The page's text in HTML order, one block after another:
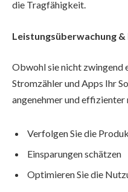
die Tragfähigkeit.
Leistungsüberwachung
Obwohl sie nicht zwingend
Stromzähler und Apps Ihr
angenehmer und effizienter
Verfolgen Sie die
Einsparungen schätzen
Optimieren Sie die